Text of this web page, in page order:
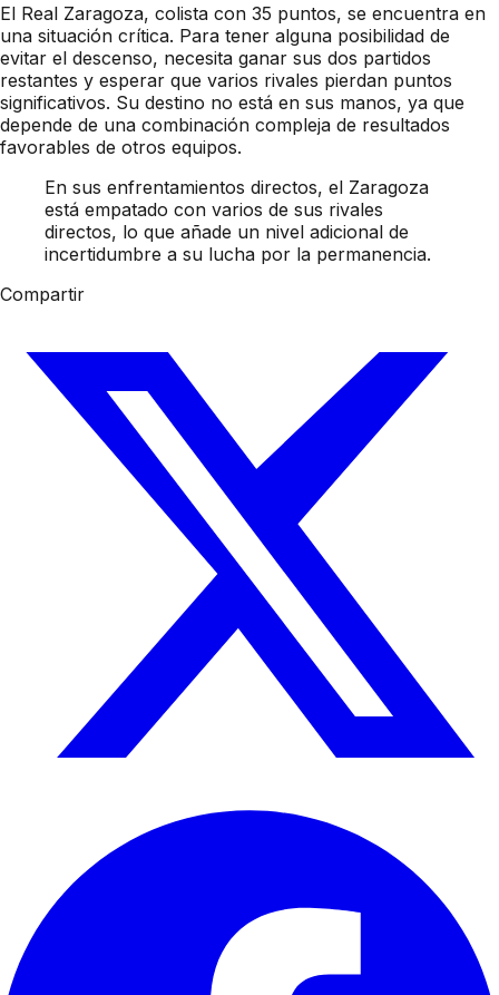
El Real Zaragoza, colista con 35 puntos, se encuentra en
una situación crítica. Para tener alguna posibilidad de
evitar el descenso, necesita ganar sus dos partidos
restantes y esperar que varios rivales pierdan puntos
significativos. Su destino no está en sus manos, ya que
depende de una combinación compleja de resultados
favorables de otros equipos.
En sus enfrentamientos directos, el Zaragoza
está empatado con varios de sus rivales
directos, lo que añade un nivel adicional de
incertidumbre a su lucha por la permanencia.
Compartir